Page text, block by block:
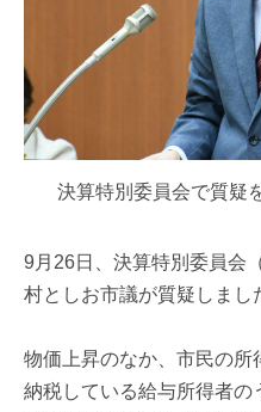
決算特別委員会で質疑
9月26日、決算特別委員会
村としお市議が質疑しまし
物価上昇のなか、市民の所
納税している給与所得者